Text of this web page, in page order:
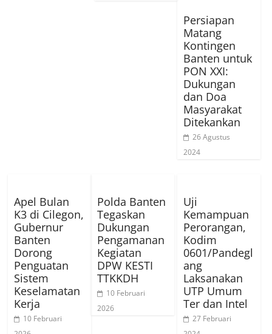
Persiapan
Matang
Kontingen
Banten untuk
PON XXI:
Dukungan
dan Doa
Masyarakat
Ditekankan
26 Agustus
2024
Apel Bulan
K3 di Cilegon,
Gubernur
Banten
Dorong
Penguatan
Sistem
Keselamatan
Kerja
10 Februari
Polda Banten
Tegaskan
Dukungan
Pengamanan
Kegiatan
DPW KESTI
TTKKDH
10 Februari
2026
Uji
Kemampuan
Perorangan,
Kodim
0601/Pandegl
ang
Laksanakan
UTP Umum
Ter dan Intel
27 Februari